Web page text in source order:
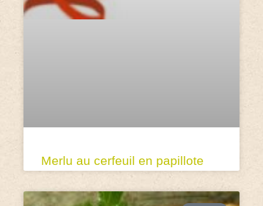
Merlu au cerfeuil en papillote